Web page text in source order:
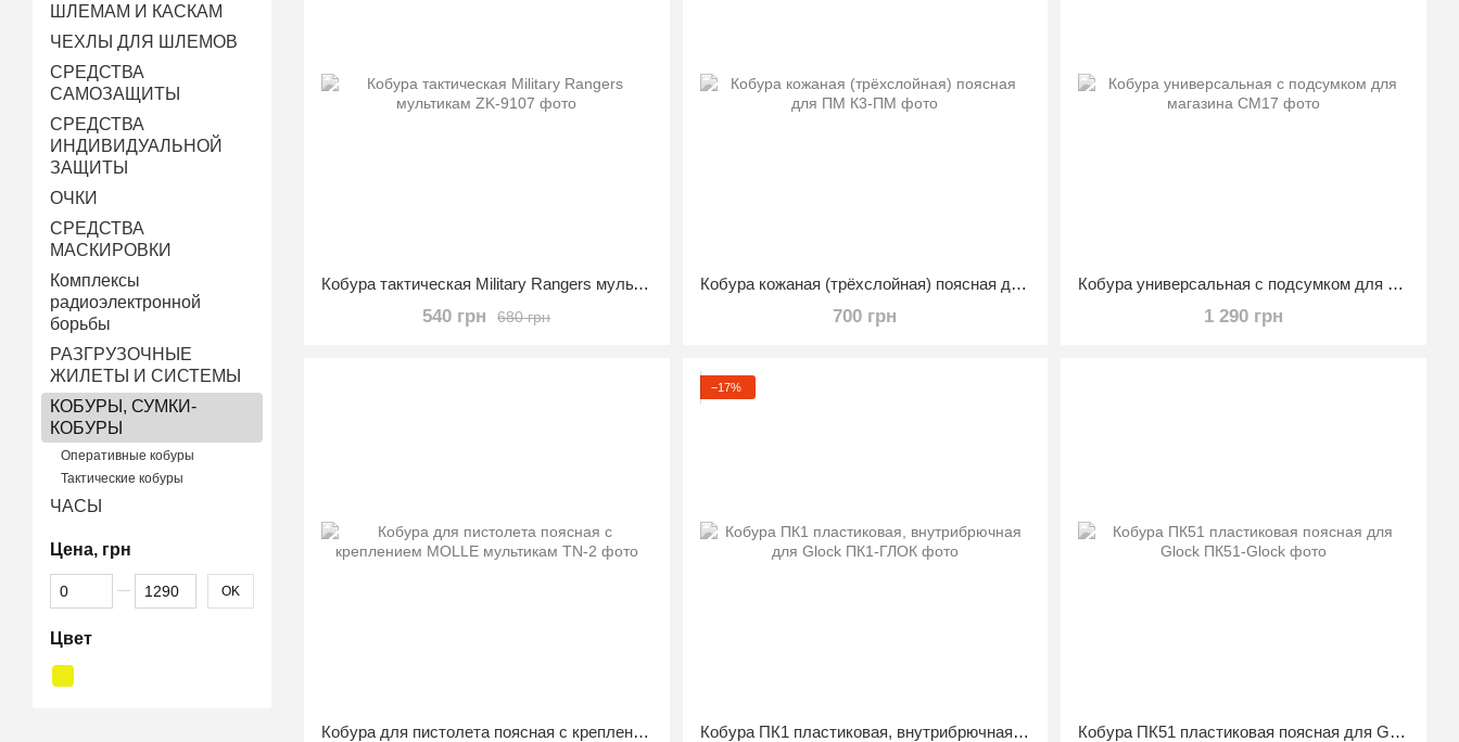
Кобура тактическая Military Rangers мультикам
680 грн
540 грн
Кобура кожаная (трёхслойная) поясная для ПМ
700 грн
Кобура универсальная с подсумком для магазина
1 290 грн
Кобура для пистолета поясная с креплением MOLLE мультикам
−17%
Кобура ПК1 пластиковая, внутрибрючная для Glock Кобура ПК51 пластиковая поясная для Glock
ШЛЕМАМ И КАСКАМ
ЧЕХЛЫ ДЛЯ ШЛЕМОВ
СРЕДСТВА
САМОЗАЩИТЫ
СРЕДСТВА
ИНДИВИДУАЛЬНОЙ
ЗАЩИТЫ
ОЧКИ
СРЕДСТВА
МАСКИРОВКИ
Комплексы
радиоэлектронной
борьбы
РАЗГРУЗОЧНЫЕ
ЖИЛЕТЫ И СИСТЕМЫ
КОБУРЫ, СУМКИ-
КОБУРЫ
Оперативные кобуры
Тактические кобуры
ЧАСЫ
Цена, грн
От Цена, грн
До Цена, грн OK
Цвет